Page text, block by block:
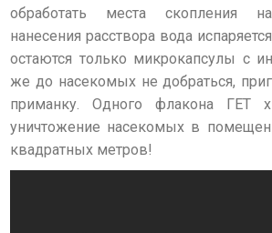
обработать места скопления
нанесения расствора вода
остаются только микрокапсулы с
же до насекомых не добраться,
приманку. Одного флакона ГЕТ
уничтожение насекомых в
квадратных метров!